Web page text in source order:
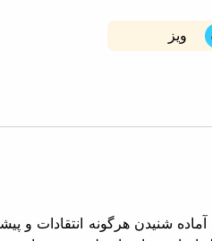
هرگونه انتقادات و پیشنهادات